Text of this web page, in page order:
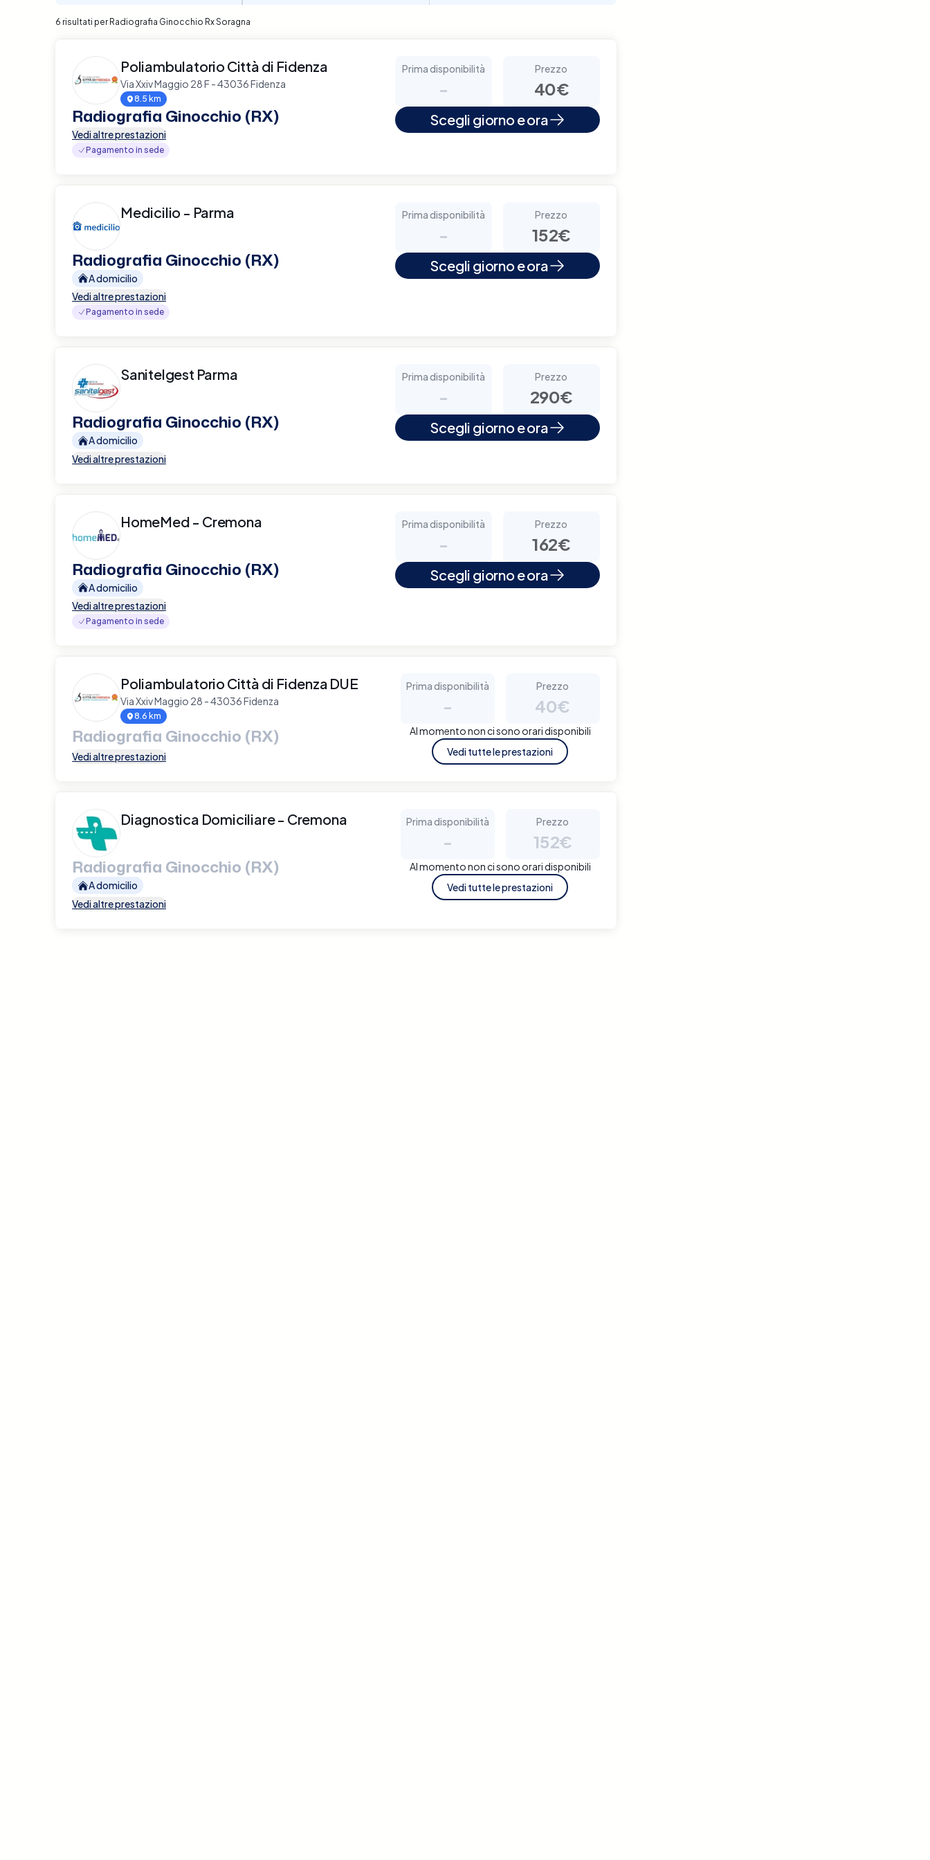
6 risultati per Radiografia Ginocchio Rx Soragna
Poliambulatorio Città di Fidenza
Via Xxiv Maggio 28 F - 43036 Fidenza
8.5 km
Radiografia Ginocchio (RX)
Vedi altre prestazioni
Pagamento in sede
Prima disponibilità
-
Prezzo
40€
Scegli giorno e ora
Medicilio - Parma
Radiografia Ginocchio (RX)
A domicilio
Vedi altre prestazioni
Pagamento in sede
Prima disponibilità
-
Prezzo
152€
Scegli giorno e ora
Sanitelgest Parma
Radiografia Ginocchio (RX)
A domicilio
Vedi altre prestazioni
Prima disponibilità
-
Prezzo
290€
Scegli giorno e ora
HomeMed - Cremona
Radiografia Ginocchio (RX)
A domicilio
Vedi altre prestazioni
Pagamento in sede
Prima disponibilità
-
Prezzo
162€
Scegli giorno e ora
Poliambulatorio Città di Fidenza DUE
Via Xxiv Maggio 28 - 43036 Fidenza
8.6 km
Radiografia Ginocchio (RX)
Vedi altre prestazioni
Prima disponibilità
-
Prezzo
40€
Al momento non ci sono orari disponibili
Vedi tutte le prestazioni
Diagnostica Domiciliare - Cremona
Radiografia Ginocchio (RX)
A domicilio
Vedi altre prestazioni
Prima disponibilità
-
Prezzo
152€
Al momento non ci sono orari disponibili
Vedi tutte le prestazioni